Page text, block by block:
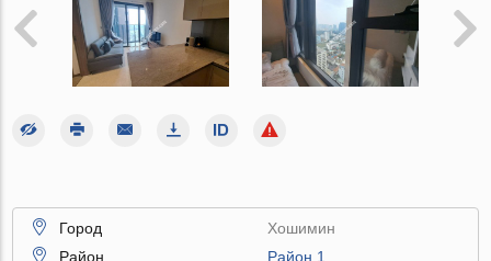
Город
Хошимин
Район
Район 1